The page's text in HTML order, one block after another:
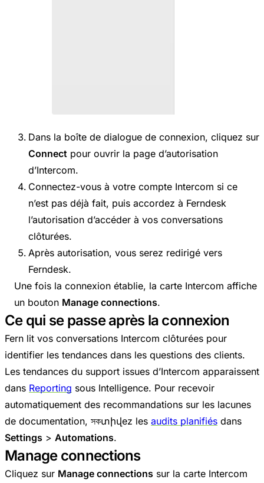
Dans la boîte de dialogue de connexion, cliquez sur
Connect pour ouvrir la page d’autorisation
d’Intercom.
Connectez-vous à votre compte Intercom si ce
n’est pas déjà fait, puis accordez à Ferndesk
l’autorisation d’accéder à vos conversations
clôturées.
Après autorisation, vous serez redirigé vers
Ferndesk.
Une fois la connexion établie, la carte Intercom affiche
un bouton Manage connections.
Ce qui se passe après la connexion
Fern lit vos conversations Intercom clôturées pour
identifier les tendances dans les questions des clients.
Les tendances du support issues d’Intercom apparaissent
dans Reporting sous Intelligence. Pour recevoir
automatiquement des recommandations sur les lacunes
de documentation, সকտիվez les audits planifiés dans
Settings > Automations.
Manage connections
Cliquez sur Manage connections sur la carte Intercom